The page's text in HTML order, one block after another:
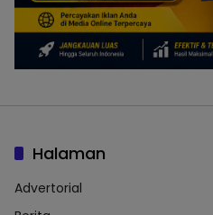
Halaman
Advertorial